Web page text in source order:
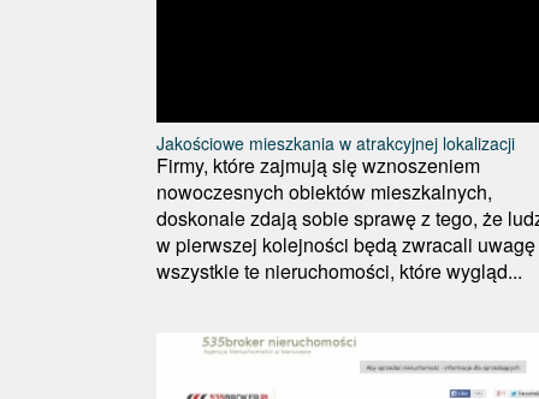
Jakościowe mieszkania w atrakcyjnej lokalizacji
Firmy, które zajmują się wznoszeniem
nowoczesnych obiektów mieszkalnych,
doskonale zdają sobie sprawę z tego, że
w pierwszej kolejności będą zwracali
wszystkie te nieruchomości, które wygląd...